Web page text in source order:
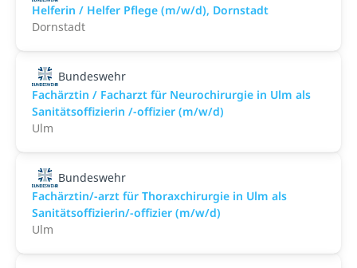
Helferin / Helfer Pflege (m/w/d), Dornstadt
Dornstadt
Bundeswehr
Fachärztin / Facharzt für Neurochirurgie in Ulm als
Sanitätsoffizierin /-offizier (m/w/d)
Ulm
Bundeswehr
Fachärztin/-arzt für Thoraxchirurgie in Ulm als
Sanitätsoffizierin/-offizier (m/w/d)
Ulm